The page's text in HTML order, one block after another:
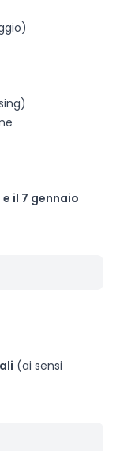
il 7 gennaio
(ai sensi